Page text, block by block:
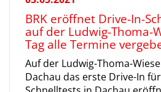
BRK eröffnet Drive-In-
auf der Ludwig-Thoma-
Tag alle Termine
Auf der Ludwig-Thoma-
Dachau das erste Drive-In